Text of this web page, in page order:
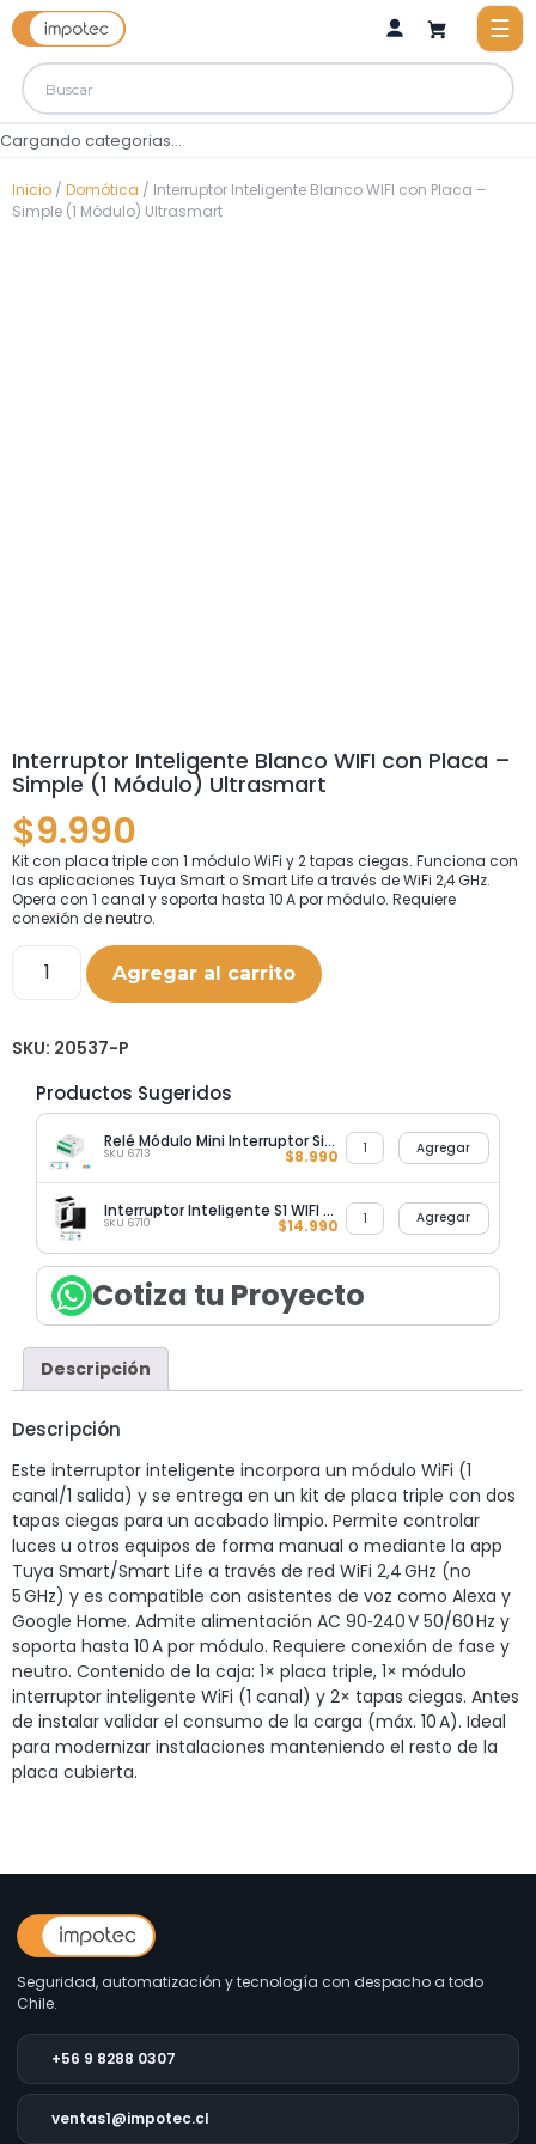
Cargando categorias...
Inicio / Domótica / Interruptor Inteligente Blanco WIFI con Placa –
Simple (1 Módulo) Ultrasmart
Interruptor Inteligente Blanco WIFI con Placa –
Simple (1 Módulo) Ultrasmart
$9.990
Kit con placa triple con 1 módulo WiFi y 2 tapas ciegas. Funciona con
las aplicaciones Tuya Smart o Smart Life a través de WiFi 2,4 GHz.
Opera con 1 canal y soporta hasta 10 A por módulo. Requiere
conexión de neutro.
Agregar al carrito
SKU: 20537-P
Productos Sugeridos
Relé Módulo Mini Interruptor Simple WIFI con Neutro
SKU 6713 $8.990 Agregar
Interruptor Inteligente S1 WIFI Doble con Neutro
SKU 6710 $14.990 Agregar
Cotiza tu Proyecto
Descripción
Descripción
Este interruptor inteligente incorpora un módulo WiFi (1
canal/1 salida) y se entrega en un kit de placa triple con dos
tapas ciegas para un acabado limpio. Permite controlar
luces u otros equipos de forma manual o mediante la app
Tuya Smart/Smart Life a través de red WiFi 2,4 GHz (no
5 GHz) y es compatible con asistentes de voz como Alexa y
Google Home. Admite alimentación AC 90‑240 V 50/60 Hz y
soporta hasta 10 A por módulo. Requiere conexión de fase y
neutro. Contenido de la caja: 1× placa triple, 1× módulo
interruptor inteligente WiFi (1 canal) y 2× tapas ciegas. Antes
de instalar validar el consumo de la carga (máx. 10 A). Ideal
para modernizar instalaciones manteniendo el resto de la
placa cubierta.
Seguridad, automatización y tecnología con despacho a todo
Chile.
+56 9 8288 0307
ventas1@impotec.cl